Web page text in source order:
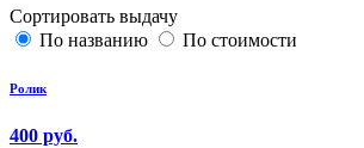
Сортировать выдачу
По названию
По стоимости
Ролик
400 руб.